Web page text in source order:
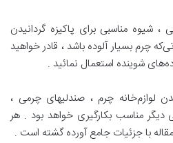
، شیوه مناسبی برای پاکیزه گردانیدن
چرم‌ بسیار آلوده باشد ، قادر خواهید
شوینده استعمال نمائید .
لوازم‌خانه چرم‌ ، صندلیهای چرمی ،
مناسب بکارگیری خواهد بود . هر
با جزئیات جامع آورده گشته است‌ .